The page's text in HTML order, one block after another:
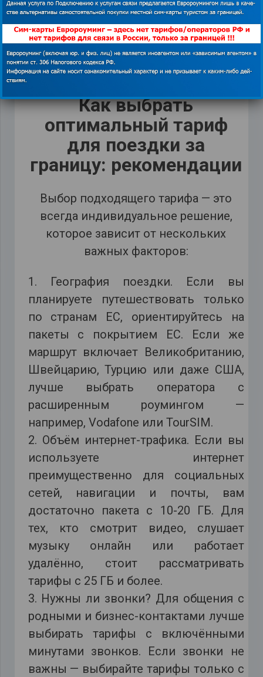
тех, кому нужен стабильный интернет
в большом числе стран, без
ограничений по звонкам и без
лишних настроек.
Детальнее о предложениях TourSim.
Как выбрать
оптимальный тариф
для поездки за
границу: рекомендации
Выбор подходящего тарифа — это
всегда индивидуальное решение,
которое зависит от нескольких
важных факторов:
1. География поездки. Если вы
планируете путешествовать только
по странам ЕС, ориентируйтесь на
пакеты с покрытием ЕС. Если же
маршрут включает Великобританию,
Швейцарию, Турцию или даже США,
лучше выбрать оператора с
расширенным роумингом —
например, Vodafone или TourSIM.
2. Объём интернет-трафика. Если вы
используете интернет
преимущественно для социальных
сетей, навигации и почты, вам
достаточно пакета с 10-20 ГБ. Для
тех, кто смотрит видео, слушает
музыку онлайн или работает
удалённо, стоит рассматривать
тарифы с 25 ГБ и более.
3. Нужны ли звонки? Для общения с
родными и бизнес-контактами лучше
выбирать тарифы с включёнными
минутами звонков. Если звонки не
важны — выбирайте тарифы только с